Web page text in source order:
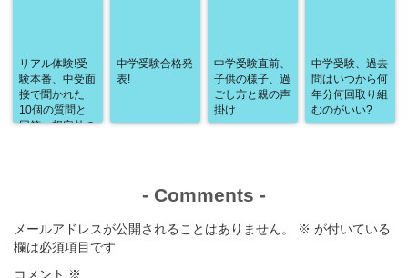
リアル体験!受
験本番、中受面
接で聞かれた
10個の質問と
回答、想定外の
中学受験合格発
表!
中学受験直前、
子供の様子、過
ごし方と親の声
掛け
中学受験、過去
問はいつから何
年分何回取り組
むのがいい?
- Comments -
メールアドレスが公開されることはありません。 ※ が付いている
欄は必須項目です
コメント ※